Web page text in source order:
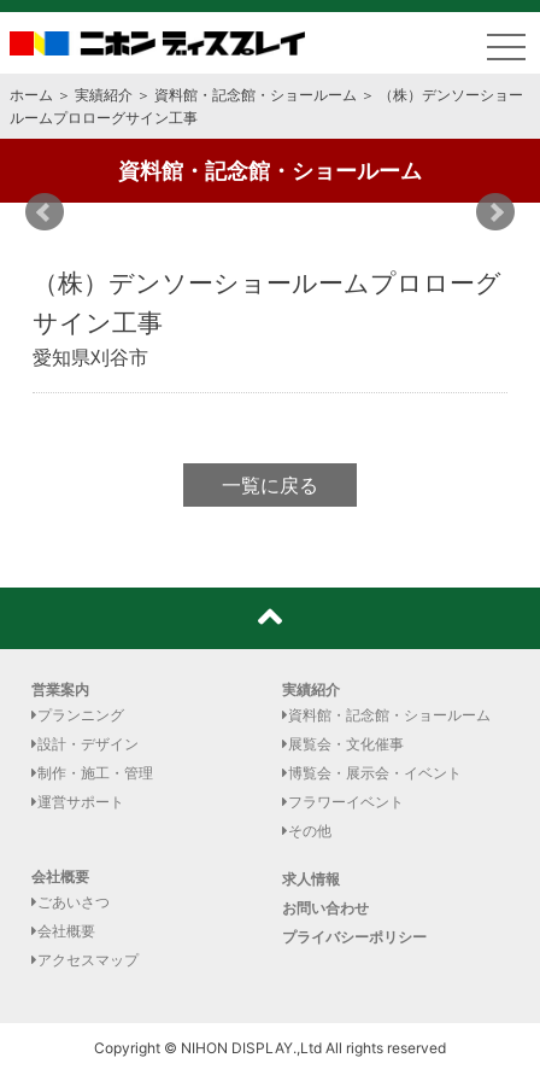
ホーム ＞ 実績紹介 ＞ 資料館・記念館・ショールーム ＞ （株）デンソーショー
ルームプロローグサイン工事
資料館・記念館・ショールーム
（株）デンソーショールームプロローグ
サイン工事
愛知県刈谷市
一覧に戻る
営業案内
プランニング
設計・デザイン
制作・施工・管理
運営サポート
実績紹介
資料館・記念館・ショールーム
展覧会・文化催事
博覧会・展示会・イベント
フラワーイベント
その他
会社概要
ごあいさつ
会社概要
アクセスマップ
求人情報
お問い合わせ
プライバシーポリシー
Copyright © NIHON DISPLAY.,Ltd All rights reserved